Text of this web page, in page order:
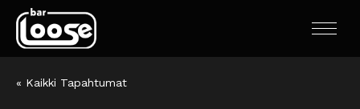
« Kaikki Tapahtumat